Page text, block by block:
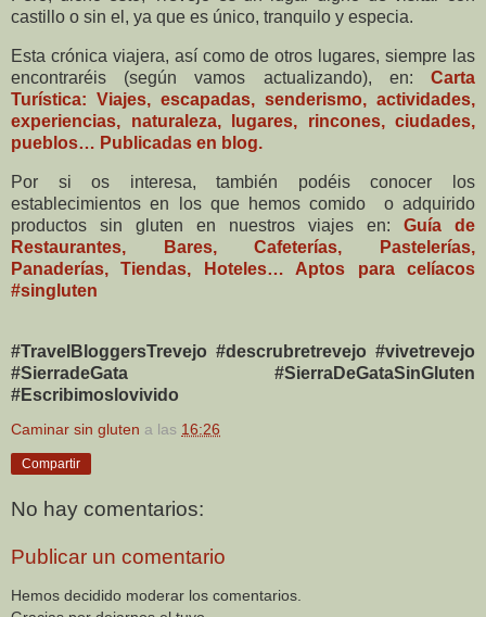
castillo o sin el, ya que es único, tranquilo y especia.
Esta crónica viajera, así como de otros lugares, siempre las
encontraréis (según vamos actualizando), en: Carta
Turística: Viajes, escapadas, senderismo, actividades,
experiencias, naturaleza, lugares, rincones, ciudades,
pueblos… Publicadas en blog.
Por si os interesa, también podéis conocer los
establecimientos en los que hemos comido o adquirido
productos sin gluten en nuestros viajes en: Guía de
Restaurantes, Bares, Cafeterías, Pastelerías,
Panaderías, Tiendas, Hoteles… Aptos para celíacos
#singluten
#TravelBloggersTrevejo #descrubretrevejo #vivetrevejo
#SierradeGata #SierraDeGataSinGluten
#Escribimoslovivido
Caminar sin gluten a las 16:26
Compartir
No hay comentarios:
Publicar un comentario
Hemos decidido moderar los comentarios.